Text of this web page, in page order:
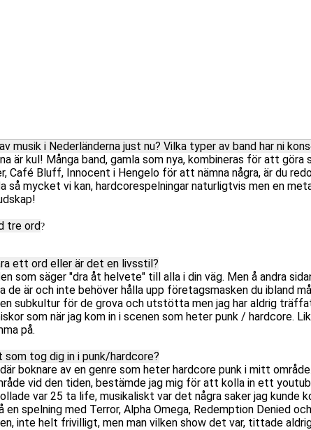
musik i Nederländerna just nu? Vilka typer av band har ni
är kul! Många band, gamla som nya, kombineras för att göra
Café Bluff, Innocent i Hengelo för att nämna några, är du
så mycket vi kan, hardcorespelningar naturligtvis men en
tre ord?
ett ord eller är det en livsstil?
som säger "dra åt helvete" till alla i din väg. Men å andra
de är och inte behöver hålla upp företagsmasken du ibland
subkultur för de grova och utstötta men jag har aldrig
som när jag kom in i scenen som heter punk / hardcore.
på.
tog dig in i punk/hardcore?
boknare av en genre som heter hardcore punk i mitt
vid den tiden, bestämde jag mig för att kolla in ett
var 25 ta life, musikaliskt var det några saker jag kunde
en spelning med Terror, Alpha Omega, Redemption Denied
inte helt frivilligt, men man vilken show det var, tittade